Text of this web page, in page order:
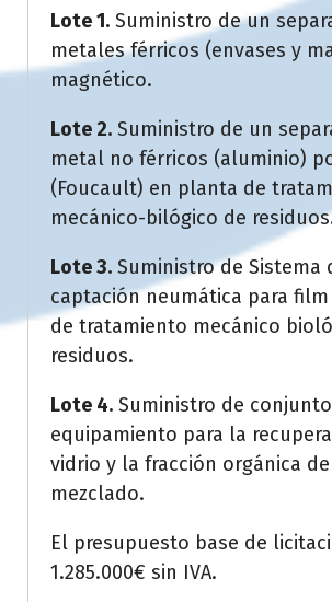
Lote 1. Suministro de un
metales férricos (envases y
magnético.
Lote 2. Suministro de un
metal no férricos (aluminio)
(Foucault) en planta de
mecánico-bilógico de
Lote 3. Suministro de Sistema
captación neumática para
de tratamiento mecánico
residuos.
Lote 4. Suministro de
equipamiento para la
vidrio y la fracción orgánica
mezclado.
El presupuesto base de
1.285.000€ sin IVA.